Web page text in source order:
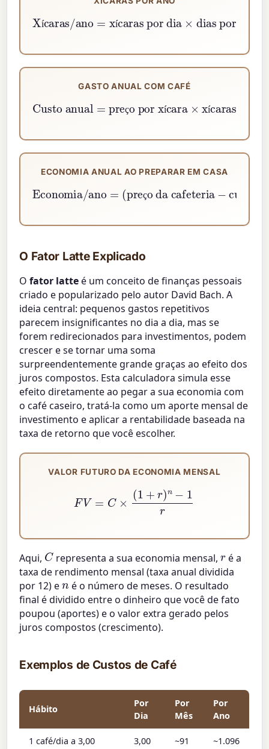
í í
Xícaras/ano=xícaras por dia ×
dias por semana×52,18
GASTO ANUAL COM CAFÉ
ç í í
Custo anual =
preço por xícara ×xícaras por ano
ECONOMIA ANUAL AO PREPARAR EM CASA
ç
Economia/ano=(
preço da cafeteria −custo caseiro)×
xícaras por ano
O Fator Latte Explicado
Ofator latteé um conceito de finanças pessoais
criado e popularizado pelo autor David Bach. A
ideia central: pequenos gastos repetitivos
parecem insignificantes no dia a dia, mas se
forem redirecionados para investimentos, podem
crescer e se tornar uma soma
surpreendentemente grande graças ao efeito dos
juros compostos. Esta calculadora simula esse
efeito diretamente ao pegar a sua economia com
o café caseiro, tratá-la como um aporte mensal de
investimento e aplicar a rentabilidade baseada na
taxa de retorno que você escolher.
VALOR FUTURO DA ECONOMIA MENSAL
1+ ) n−1r
Aqui, Crepresenta a sua economia mensal, ré a
taxa de rendimento mensal (taxa anual dividida
por 12) en é o número de meses. O resultado
final é dividido entre o dinheiro que você de fato
poupou (aportes) e o valor extra gerado pelos
juros compostos (crescimento).
Exemplos de Custos de Café
Hábito
Por
Dia
Por
Mês
Por
Ano
1 café/dia a 3,00 3,00 ~91 ~1.096